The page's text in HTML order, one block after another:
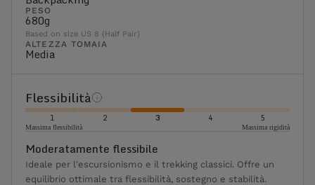
PESO
680g
Based on size US 8 (Half Pair)
ALTEZZA TOMAIA
Media
Flessibilità
1 2 3 4 5
Massima flessibilità Massima rigidità
Moderatamente flessibile
Ideale per l'escursionismo e il trekking classici. Offre un
equilibrio ottimale tra flessibilità, sostegno e stabilità.